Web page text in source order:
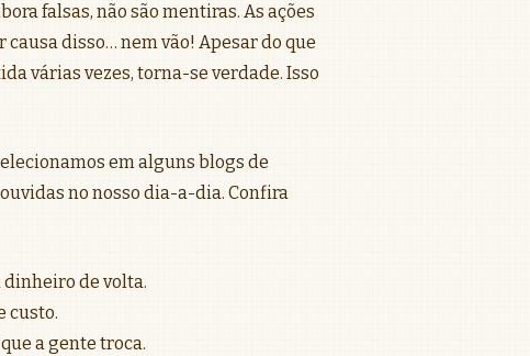
falsas, não são mentiras. As ações
disso… nem vão! Apesar do que
várias vezes, torna-se verdade. Isso
em alguns blogs de
no nosso dia-a-dia. Confira
dinheiro de volta.
custo.
a gente troca.